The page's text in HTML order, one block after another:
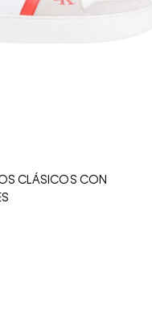
CLÁSICOS CON